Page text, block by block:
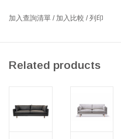
Nova 沙發擁有一種嚴肅的美
加入查詢清單 / 加入比較 /列印
Related products